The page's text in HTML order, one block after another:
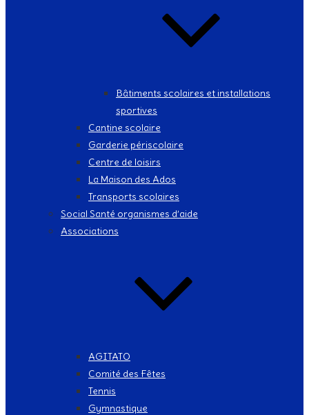
Bâtiments scolaires et installations
sportives
Cantine scolaire
Garderie périscolaire
Centre de loisirs
La Maison des Ados
Transports scolaires
Social Santé organismes d’aide
Associations
AGITATO
Comité des Fêtes
Tennis
Gymnastique